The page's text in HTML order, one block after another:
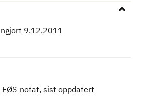
9.12.2011
notat, sist oppdatert